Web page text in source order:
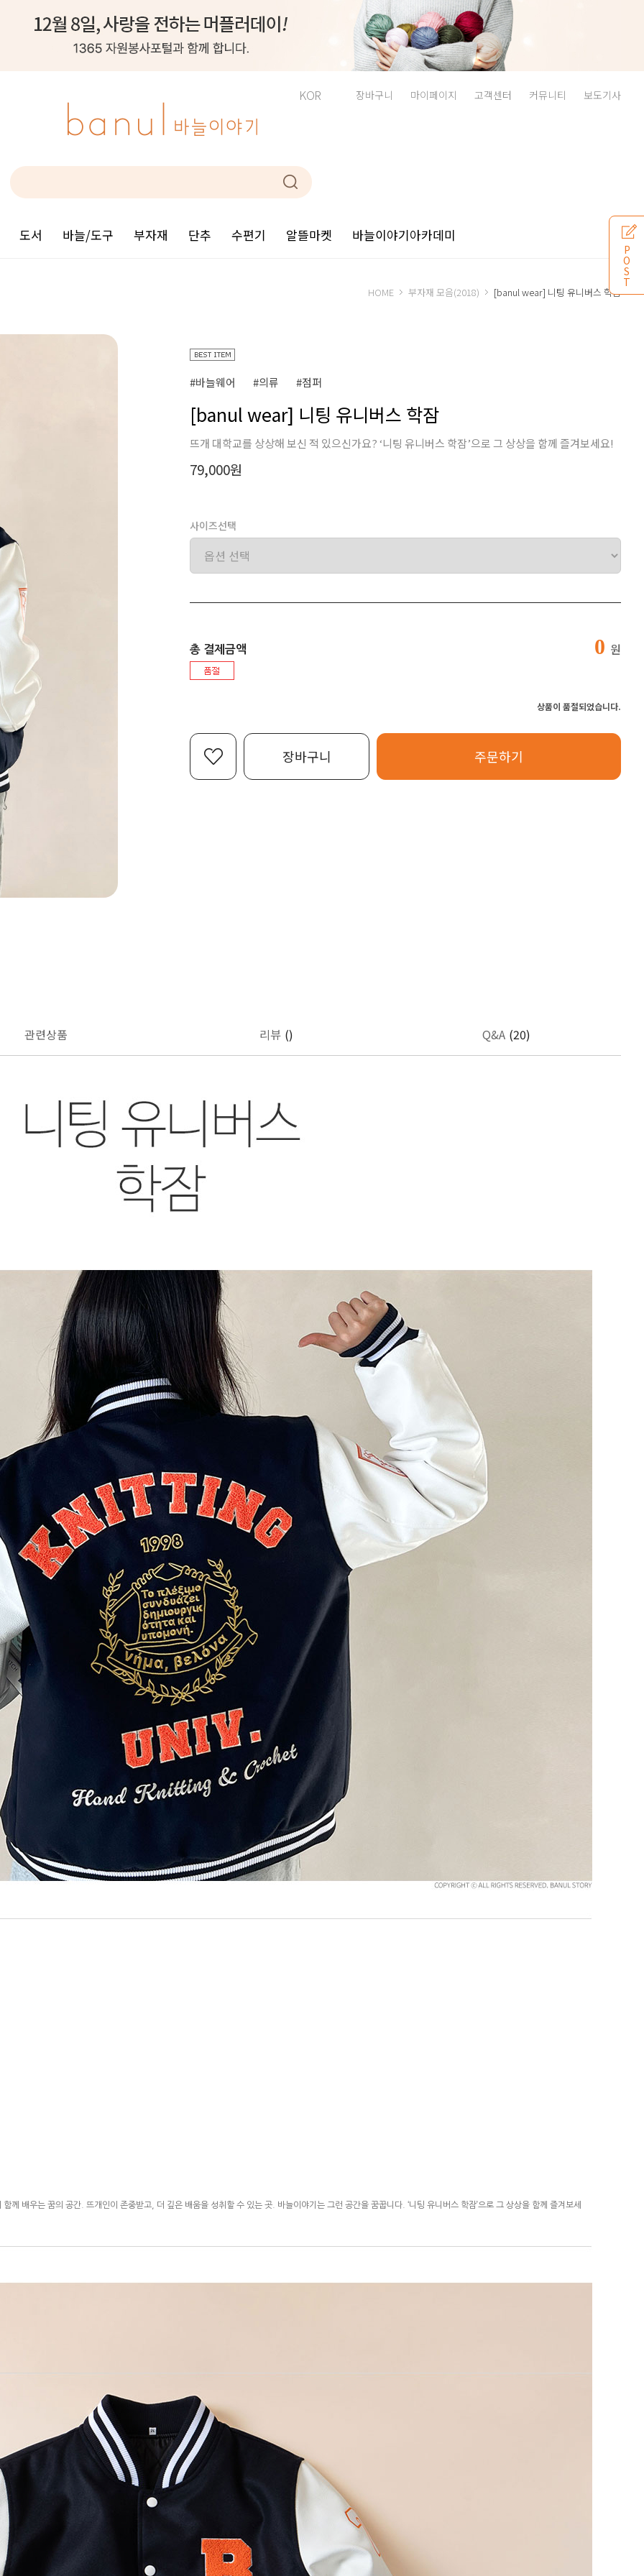
KOR 장바구니 마이페이지 고객센터 커뮤니티 보도기사
도서 바늘/도구 부자재 단추 수편기 알뜰마켓 바늘이야기아카데미
HOME 부자재 모음(2018) [banul wear] 니팅 유니버스 학잠
#바늘웨어 #의류 #점퍼
[banul wear] 니팅 유니버스 학잠
뜨개 대학교를 상상해 보신 적 있으신가요? ‘니팅 유니버스 학잠’으로 그 상상을 함께 즐겨보세요!
79,000원
사이즈선택
총 결제금액 0 원
상품이 품절되었습니다.
장바구니 주문하기
관련상품 리뷰 () Q&A (20)
께 배우는 꿈의 공간. 뜨개인이 존중받고, 더 깊은 배움을 성취할 수 있는 곳. 바늘이야기는 그런 공간을 꿈꿉니다. ‘니팅 유니버스 학잠’으로 그 상상을 함께 즐겨보세
P
O
S
T